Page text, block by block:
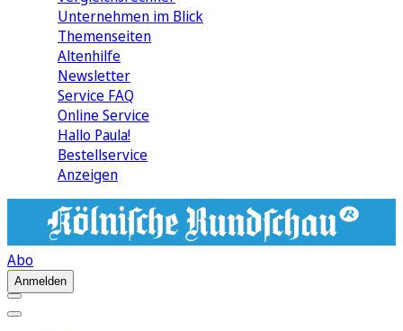
Unternehmen im Blick
Themenseiten
Altenhilfe
Newsletter
Service FAQ
Online Service
Hallo Paula!
Bestellservice
Anzeigen
Abo
Anmelden